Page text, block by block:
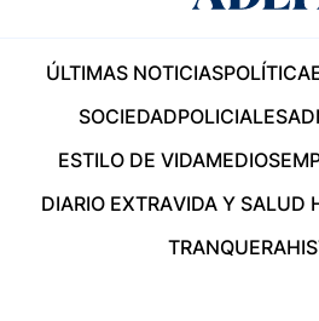
ÚLTIMAS NOTICIASPOLÍTICA
SOCIEDADPOLICIALES
ESTILO DE VIDAMEDIOS
DIARIO EXTRAVIDA Y SALUD
TRANQUERA